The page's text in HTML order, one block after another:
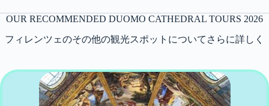
OUR RECOMMENDED DUOMO CATHEDRAL TOURS 2026
フィレンツェのその他の観光スポットについてさらに詳しく